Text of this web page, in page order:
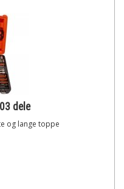
dele
og lange toppe